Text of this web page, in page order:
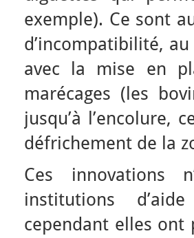
exemple). Ce sont
d’incompatibilité,
avec la mise en
marécages (les
jusqu’à
défrichement de la
Ces innovations
institutions
cependant elles ont